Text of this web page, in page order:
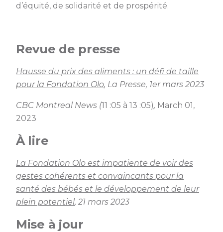
d’équité, de solidarité et de prospérité.
Revue de presse
Hausse du prix des aliments : un défi de taille
pour la Fondation Olo, La Presse, 1er mars 2023
CBC Montreal News (11 :05 à 13 :05), March 01,
2023
À lire
La Fondation Olo est impatiente de voir des
gestes cohérents et convaincants pour la
santé des bébés et le développement de leur
plein potentiel, 21 mars 2023
Mise à jour